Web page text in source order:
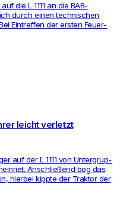
die L 1111 an die BAB-
durch einen tech­ni­schen
Ein­treffen der ersten Feu­er­
leicht verletzt
auf der L 1111 von Unter­grup­
Anschließend bog das
hierbei kippte der Traktor der